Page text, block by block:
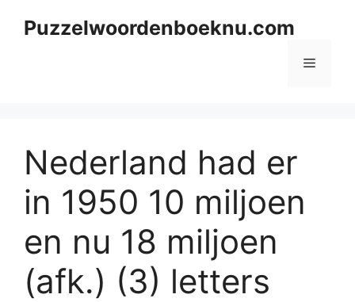
Puzzelwoordenboeknu.com
Menu
Nederland had er
in 1950 10 miljoen
en nu 18 miljoen
(afk.) (3) letters